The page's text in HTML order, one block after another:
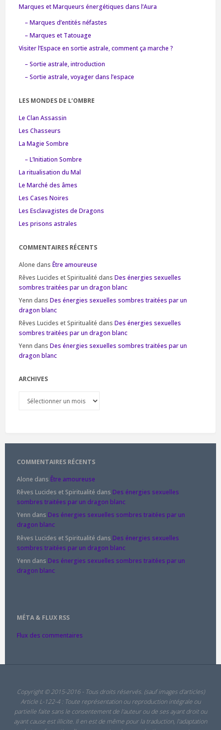
Marques et Marqueurs énergétiques dans l’Aura
– Marques d’entités néfastes
– Marques et Tatouage
Visiter l’Espace en sortie astrale, comment ça marche ?
– Sortie astrale, introduction
– Sortie astrale, voyager dans l’espace
LES MONDES DE L’OMBRE
Le Clan Assassin
Les Chasseurs
La Magie Sombre
– L’Initiation Sombre
La ritualisation du Mal
Le Marché des âmes
Les Cases Noires
Les Esclavagistes de Dragons
Les prisons astrales
COMMENTAIRES RÉCENTS
Alone dans Être amoureuse
Rêves Lucides et Spiritualité dans Des énergies sexuelles
sombres traitées par un dragon blanc
Yenn dans Des énergies sexuelles sombres traitées par un
dragon blanc
Rêves Lucides et Spiritualité dans Des énergies sexuelles
sombres traitées par un dragon blanc
Yenn dans Des énergies sexuelles sombres traitées par un
dragon blanc
ARCHIVES
COMMENTAIRES RÉCENTS
Alone dans Être amoureuse
Rêves Lucides et Spiritualité dans Des énergies sexuelles
sombres traitées par un dragon blanc
Yenn dans Des énergies sexuelles sombres traitées par un
dragon blanc
Rêves Lucides et Spiritualité dans Des énergies sexuelles
sombres traitées par un dragon blanc
Yenn dans Des énergies sexuelles sombres traitées par un
dragon blanc
MÉTA & FLUX RSS
Flux des commentaires
Copyright © 2015-2016 - Tous droits réservés. (sauf images d'articles)
Article L-122-4 : Toute représentation ou reproduction intégrale ou
partielle faite sans le consentement de l'auteur ou de ses ayant droit ou
ayant cause est illicite. Il en est de même pour la traduction, l'adaptation